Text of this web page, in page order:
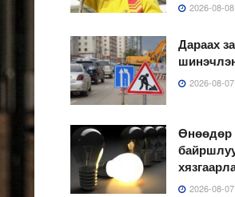
2026-08-08
Дараах
2026-08-07
Өнөөдөр
2026-08-07